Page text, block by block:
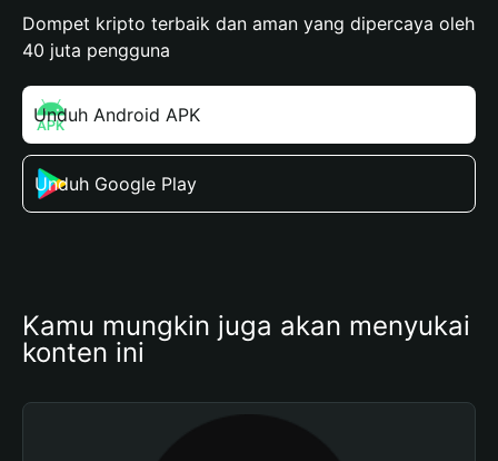
Dompet kripto terbaik dan aman yang dipercaya oleh
40 juta pengguna
Unduh Android APK
Unduh Google Play
Kamu mungkin juga akan menyukai
konten ini